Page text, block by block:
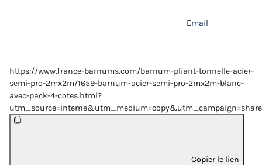
Email
https://www.france-barnums.com/barnum-pliant-tonnelle-acier-
semi-pro-2mx2m/1659-barnum-acier-semi-pro-2mx2m-blanc-
avec-pack-4-cotes.html?
Copier le lien